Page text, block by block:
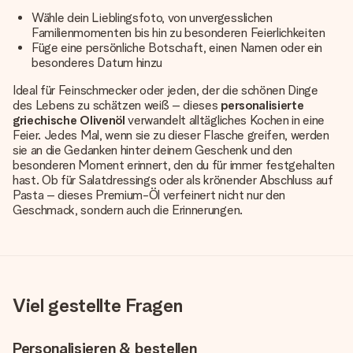
Wähle dein Lieblingsfoto, von unvergesslichen
Familienmomenten bis hin zu besonderen Feierlichkeiten
Füge eine persönliche Botschaft, einen Namen oder ein
besonderes Datum hinzu
Ideal für Feinschmecker oder jeden, der die schönen Dinge
des Lebens zu schätzen weiß – dieses personalisierte
griechische Olivenöl verwandelt alltägliches Kochen in eine
Feier. Jedes Mal, wenn sie zu dieser Flasche greifen, werden
sie an die Gedanken hinter deinem Geschenk und den
besonderen Moment erinnert, den du für immer festgehalten
hast. Ob für Salatdressings oder als krönender Abschluss auf
Pasta – dieses Premium-Öl verfeinert nicht nur den
Geschmack, sondern auch die Erinnerungen.
Viel gestellte Fragen
Personalisieren & bestellen